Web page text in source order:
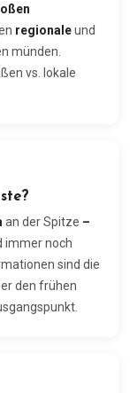
regionaleund
münden.
vs. lokale
an der Spitze –
immer noch
sind die
den frühen